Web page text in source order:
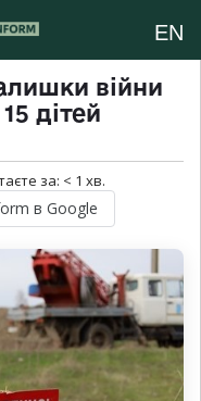
EN
війни
дітей
за: < 1 хв.
в Google